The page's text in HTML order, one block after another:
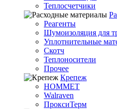
Теплосчетчики
Реагенты
Шумоизоляция для
Уплотнительные
Скотч
Теплоносители
Прочее
Крепеж
HOMMET
Walraven
ПроксиТерм